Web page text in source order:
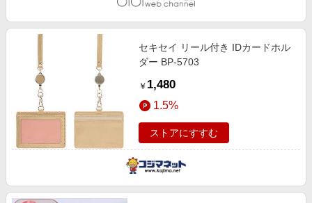
セキセイ リール付き IDカードホル
ダー BP-5703
￥ 1,480
1.5%
ストアにすすむ